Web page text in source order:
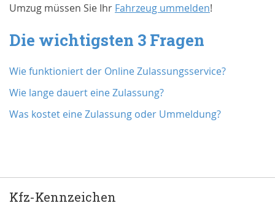
Umzug müssen Sie Ihr Fahrzeug ummelden!
Die wichtigsten 3 Fragen
Wie funktioniert der Online Zulassungsservice?
Wie lange dauert eine Zulassung?
Was kostet eine Zulassung oder Ummeldung?
Kfz-Kennzeichen